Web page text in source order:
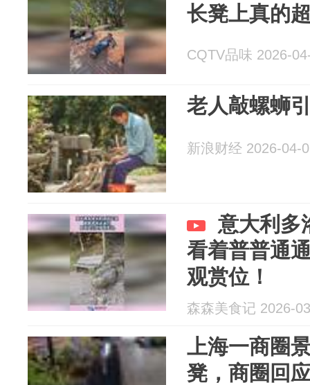
长凳上真的
CQTV品味 2026-
老人敲螺蛳
新浪财经 2026-04-
意大利多
看着普普通
观赏位！
森森美食记 2026-
上海一商圈
凳，商圈回